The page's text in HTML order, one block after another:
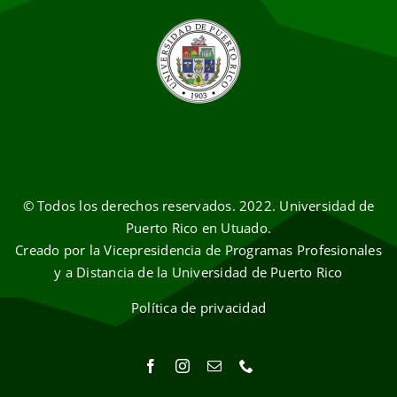
© Todos los derechos reservados. 2022. Universidad de
Puerto Rico en Utuado.
Creado por la Vicepresidencia de Programas Profesionales
y a Distancia de la Universidad de Puerto Rico
Política de privacidad